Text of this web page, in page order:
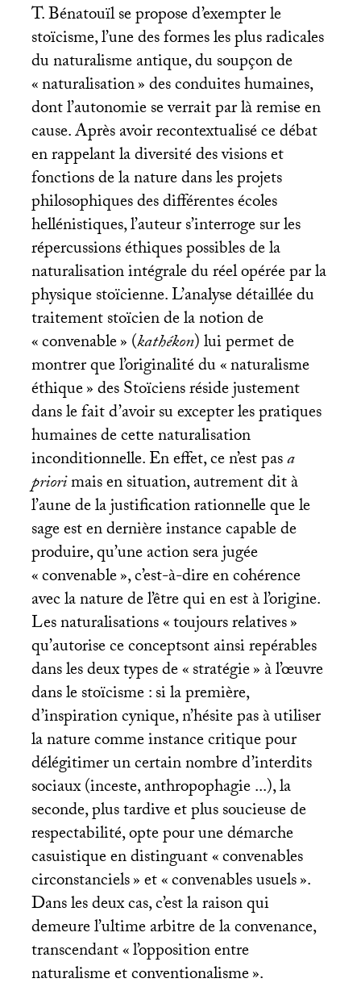
T. Bénatouïl se propose d’exempter le
stoïcisme, l’une des formes les plus radicales
du naturalisme antique, du soupçon de
«naturalisation» des conduites humaines,
dont l’autonomie se verrait par là remise en
cause. Après avoir recontextualisé ce débat
en rappelant la diversité des visions et
fonctions de la nature dans les projets
philosophiques des différentes écoles
hellénistiques, l’auteur s’interroge sur les
répercussions éthiques possibles de la
naturalisation intégrale du réel opérée par la
physique stoïcienne. L’analyse détaillée du
traitement stoïcien de la notion de
«convenable» (kathékon) lui permet de
montrer que l’originalité du «naturalisme
éthique» des Stoïciens réside justement
dans le fait d’avoir su excepter les pratiques
humaines de cette naturalisation
inconditionnelle. En effet, ce n’est pasa
priorimais en situation, autrement dit à
l’aune de la justification rationnelle que le
sage est en dernière instance capable de
produire, qu’une action sera jugée
«convenable», c’est-à-dire en cohérence
avec la nature de l’être qui en est à l’origine.
Les naturalisations «toujours relatives»
qu’autorise ce conceptsont ainsi repérables
dans les deux types de «stratégie» à l’œuvre
dans le stoïcisme : si la première,
d’inspiration cynique, n’hésite pas à utiliser
la nature comme instance critique pour
délégitimer un certain nombre d’interdits
sociaux (inceste, anthropophagie ...), la
seconde, plus tardive et plus soucieuse de
respectabilité, opte pour une démarche
casuistique en distinguant «convenables
circonstanciels» et «convenables usuels».
Dans les deux cas, c’est la raison qui
demeure l’ultime arbitre de la convenance,
transcendant «l’opposition entre
naturalisme et conventionalisme».